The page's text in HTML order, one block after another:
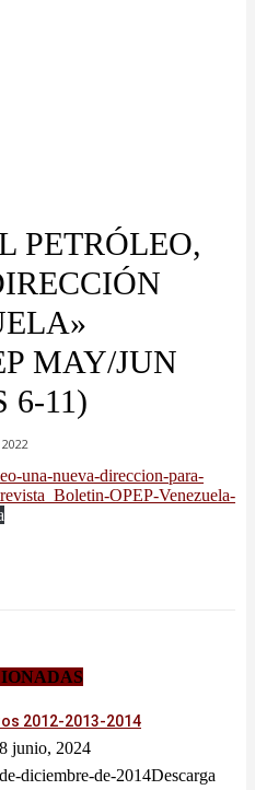
PETRÓLEO,
MAY/JUN
6-11)
una-nueva-direccion-para-
OPEP-Venezuela-
2012-2013-2014
junio, 2024
diciembre-de-2014Descarga